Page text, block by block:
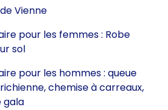
Vienne
pour les femmes : Robe
sol
pour les hommes : queue
chemise à carreaux,
gala